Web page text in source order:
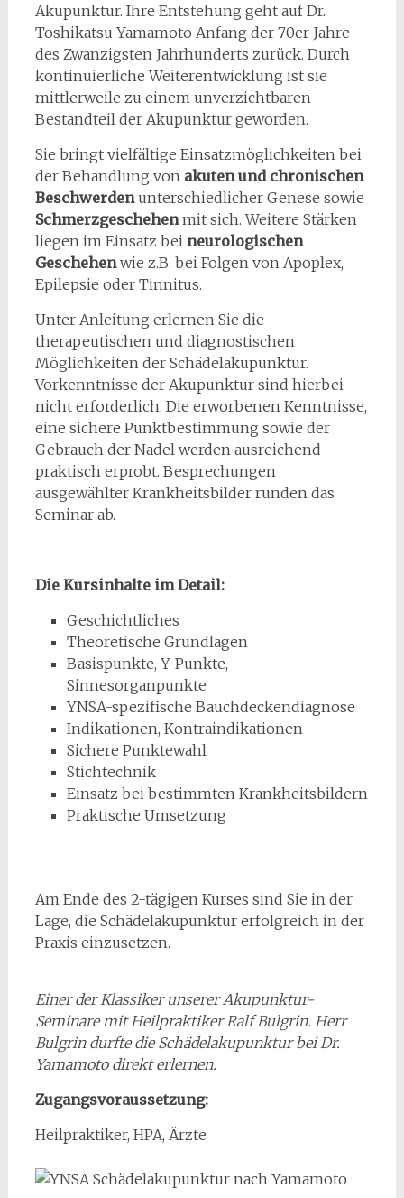
Akupunktur. Ihre Entstehung geht auf Dr.
Toshikatsu Yamamoto Anfang der 70er Jahre
des Zwanzigsten Jahrhunderts zurück. Durch
kontinuierliche Weiterentwicklung ist sie
mittlerweile zu einem unverzichtbaren
Bestandteil der Akupunktur geworden.
Sie bringt vielfältige Einsatzmöglichkeiten bei
der Behandlung von akuten und chronischen
Beschwerdenunterschiedlicher Genese sowie
Schmerzgeschehenmit sich. Weitere Stärken
liegen im Einsatz bei neurologischen
Geschehenwie z.B. bei Folgen von Apoplex,
Epilepsie oder Tinnitus.
Unter Anleitung erlernen Sie die
therapeutischen und diagnostischen
Möglichkeiten der Schädelakupunktur.
Vorkenntnisse der Akupunktur sind hierbei
nicht erforderlich. Die erworbenen Kenntnisse,
eine sichere Punktbestimmung sowie der
Gebrauch der Nadel werden ausreichend
praktisch erprobt. Besprechungen
ausgewählter Krankheitsbilder runden das
Seminar ab.
Die Kursinhalte im Detail:
Geschichtliches
Theoretische Grundlagen
Basispunkte, Y-Punkte,
Sinnesorganpunkte
YNSA-spezifische Bauchdeckendiagnose
Indikationen, Kontraindikationen
Sichere Punktewahl
Stichtechnik
Einsatz bei bestimmten Krankheitsbildern
Praktische Umsetzung
Am Ende des 2-tägigen Kurses sind Sie in der
Lage, die Schädelakupunktur erfolgreich in der
Praxis einzusetzen.
Einer der Klassiker unserer Akupunktur-
Seminare mit Heilpraktiker Ralf Bulgrin. Herr
Bulgrin durfte die Schädelakupunktur bei Dr.
Yamamoto direkt erlernen.
Zugangsvoraussetzung:
Heilpraktiker, HPA, Ärzte